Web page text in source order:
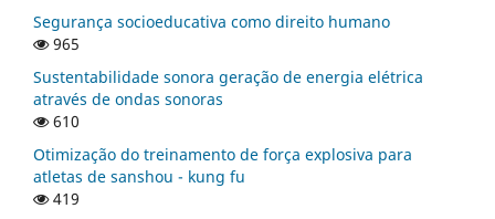
Segurança socioeducativa como direito humano
965
Sustentabilidade sonora geração de energia elétrica
através de ondas sonoras
610
Otimização do treinamento de força explosiva para
atletas de sanshou - kung fu
419